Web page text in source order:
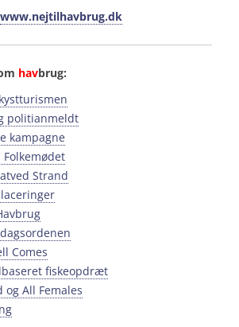
www.nejtilhavbrug.dk
havbrug:
politianmeldt
kampagne
Folkemødet
Strand
Comes
fiskeopdræt
All Females